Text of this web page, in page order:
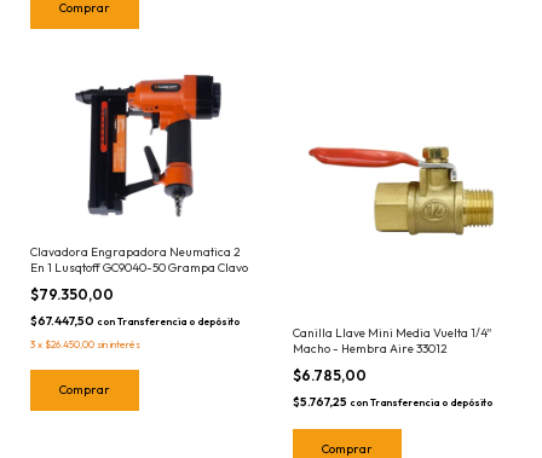
Clavadora Engrapadora Neumatica 2
En 1 Lusqtoff GC9040-50 Grampa Clavo
$79.350,00
$67.447,50 con Transferencia o depósito
3 x $26.450,00 sin interés
Canilla Llave Mini Media Vuelta 1/4''
Macho - Hembra Aire 33012
$6.785,00
$5.767,25 con Transferencia o depósito